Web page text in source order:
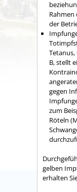
der
B, stellt
gegen
zum
Röteln
gelben
erhalten